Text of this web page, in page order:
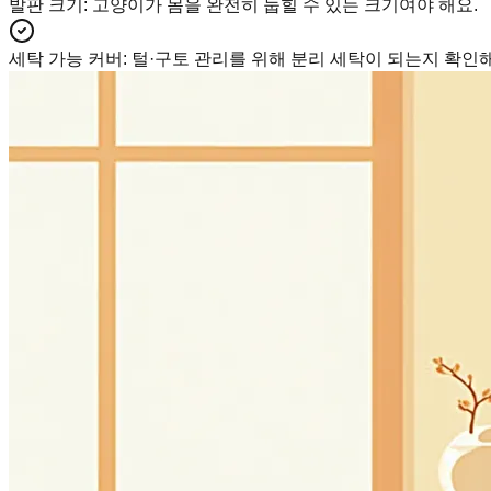
발판 크기 : 고양이가 몸을 완전히 눕힐 수 있는 크기여야 해요.
세탁 가능 커버 : 털·구토 관리를 위해 분리 세탁이 되는지 확인